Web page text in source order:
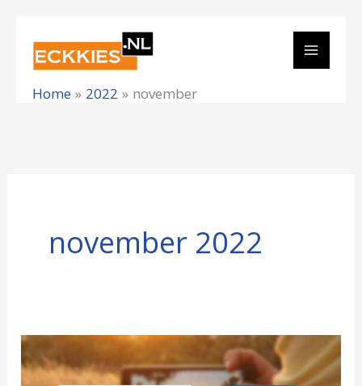
inhoud
Home 2022 november
november 2022
Cursus
volgen